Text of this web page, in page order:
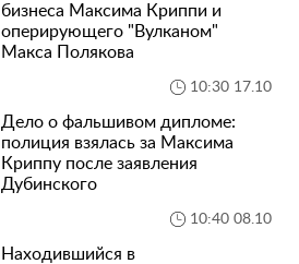
бизнеса Максима Криппи и
оперирующего "Вулканом"
Макса Полякова
10:30 17.10
Дело о фальшивом дипломе:
полиция взялась за Максима
Криппу после заявления
Дубинского
10:40 08.10
Находившийся в